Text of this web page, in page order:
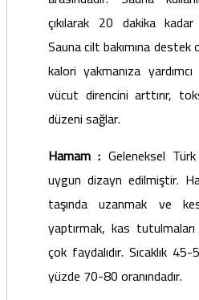
çıkılarak 20 dakika
Sauna cilt bakımına destek
kalori yakmanıza
vücut direncini arttırır,
düzeni sağlar.
Hamam : Geleneksel
uygun dizayn edilmiştir.
taşında uzanmak ve
yaptırmak, kas
çok faydalıdır. Sıcaklık
yüzde 70-80 oranındadır.